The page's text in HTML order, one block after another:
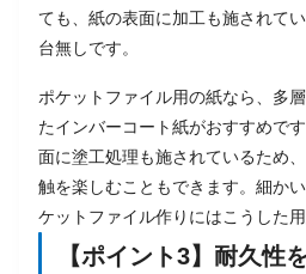
ても、紙の表面に加工も施されて
台無しです。
ポケットファイル用の紙なら、多
たインバーコート紙がおすすめで
面に塗工処理も施されているため
触を楽しむこともできます。細か
ケットファイル作りにはこうした
【ポイント3】耐久性